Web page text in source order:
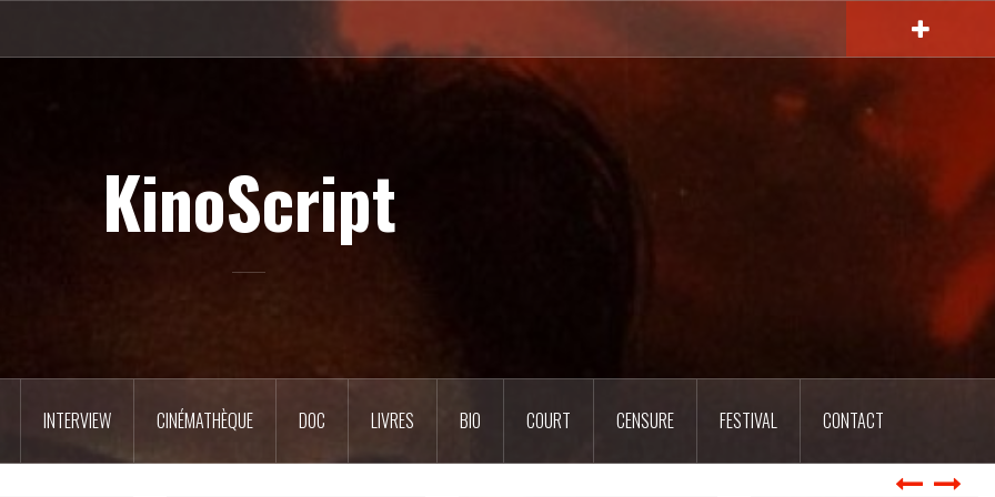
KinoScript
INTERVIEW CINÉMATHÈQUE DOC LIVRES BIO COURT CENSURE FESTIVAL CONTACT